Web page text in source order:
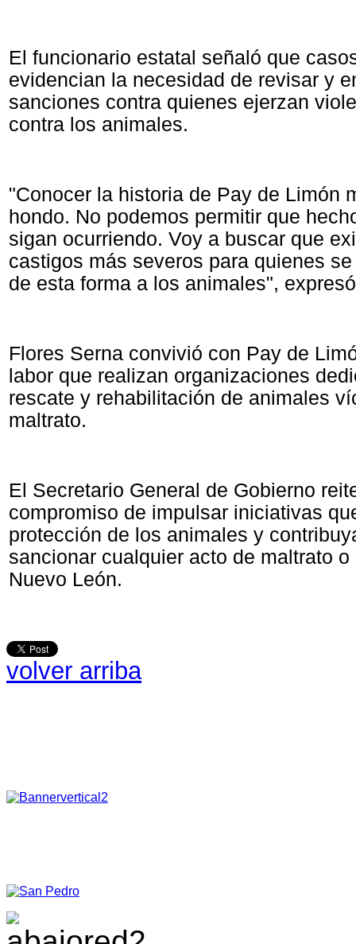
El funcionario estatal señaló que
evidencian la necesidad de revisar y
sanciones contra quienes ejerzan
contra los animales.
"Conocer la historia de Pay de Limón
hondo. No podemos permitir que
sigan ocurriendo. Voy a buscar que
castigos más severos para quienes
de esta forma a los animales",
Flores Serna convivió con Pay de
labor que realizan organizaciones
rescate y rehabilitación de animales
maltrato.
El Secretario General de Gobierno
compromiso de impulsar iniciativas
protección de los animales y
sancionar cualquier acto de maltrato o
Nuevo León.
volver arriba